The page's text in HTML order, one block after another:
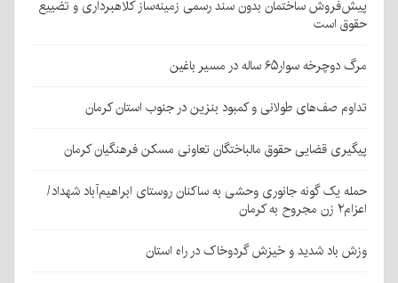
پیش‌فروش ساختمان بدون سند رسمی زمینه‌ساز کلاهبرداری و تضییع
حقوق است
مرگ دوچرخه سوار۶۵ ساله در مسیر باغین
تداوم صف‌های طولانی و کمبود بنزین در جنوب استان کرمان
پیگیری قضایی حقوق مالباختگان تعاونی مسکن فرهنگیان کرمان
حمله یک گونه جانوری وحشی به ساکنان روستای ابراهیم‌آباد شهداد/
اعزام۲ زن مجروح به کرمان
وزش باد شدید و خیزش گردوخاک در راه استان